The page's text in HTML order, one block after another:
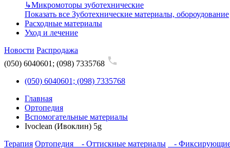
↳Микромоторы зуботехнические
Показать все Зуботехнические материалы, обороудование
Расходные материалы
Уход и лечение
Новости Распродажа
(050) 6040601; (098) 7335768
(050) 6040601; (098) 7335768
Главная
Ортопедия
Вспомогательные материалы
Ivoclean (Ивоклин) 5g
Терапия Ортопедия - Оттискные материалы -